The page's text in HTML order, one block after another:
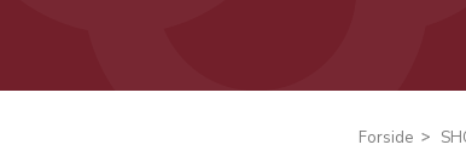
Forside